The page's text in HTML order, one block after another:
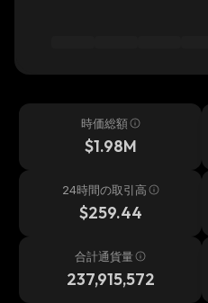
時価総額
$1.98M
24時間の取引高
$259.44
合計通貨量
237,915,572